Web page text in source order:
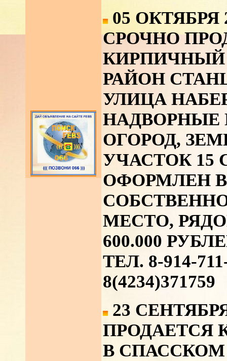
05 ОКТЯБРЯ
СРОЧНО
РАЙОН
УЛИЦА
НАДВОРНЫЕ
ОГОРОД,
УЧАСТОК 15
ОФОРМЛЕН В
МЕСТО,
600.000
ТЕЛ. 8-914-
8(4234)371759
23
ПРОДАЕТСЯ
В